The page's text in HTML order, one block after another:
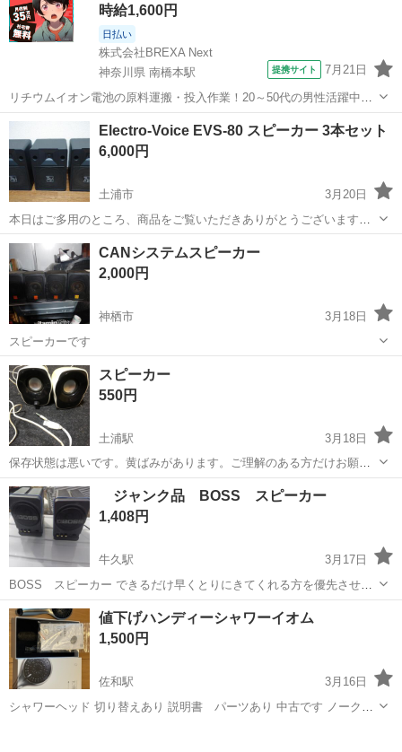
時給1,600円
日払い
株式会社BREXA Next
神奈川県 南橋本駅
提携サイト 7月21日
リチウムイオン電池の原料運搬・投入作業！20～50代の男性活躍中★
ワンルーム寮完備！赴任旅費会社負担！年間休日130日★フォークリフ
ト免許お持ちの方、活躍中！就業先食堂利用可★《神奈川県相模原
市》 人気の工場のお仕事 ◇電...
神奈川 相模原市
Electro-Voice EVS-80 スピーカー 3本セット
6,000円
土浦市
3月20日
本日はご多用のところ、商品をご覧いただきありがとうございます。
ヤフオクで以前購入した Electro-Voice EVS-80 です。 購入時点で「1
本は動作不良」との説明がありました。 当方では一度も通電・音出し
して...
茨城 土浦市 セット
CANシステムスピーカー
2,000円
神栖市
3月18日
スピーカーです
茨城 神栖市 オーディオ
スピーカー
550円
土浦駅
3月18日
保存状態は悪いです。黄ばみがあります。ご理解のある方だけお願い
します。
茨城 土浦市 土浦駅 オーディオ 状態
ジャンク品 BOSS スピーカー
1,408円
牛久駅
3月17日
BOSS スピーカー できるだけ早くとりにきてくれる方を優先させて
いただきます。 よろしくおねがいします。
茨城 牛久市 牛久駅 オーディオ ジャンク品
値下げハンディーシャワーイオム
1,500円
佐和駅
3月16日
シャワーヘッド 切り替えあり 説明書 パーツあり 中古です ノークレ